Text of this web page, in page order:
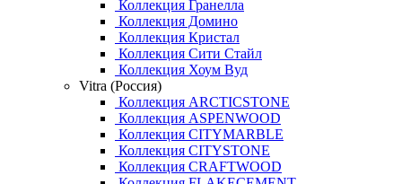
Коллекция Гранелла
Коллекция Домино
Коллекция Кристал
Коллекция Сити Стайл
Коллекция Хоум Вуд
Vitra (Россия)
Коллекция ARCTICSTONE
Коллекция ASPENWOOD
Коллекция CITYMARBLE
Коллекция CITYSTONE
Коллекция CRAFTWOOD